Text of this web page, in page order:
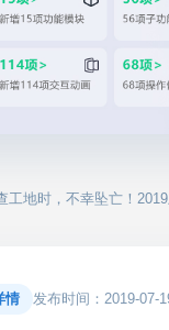
工地时，不幸坠亡！
情 发布时间：2019-07-